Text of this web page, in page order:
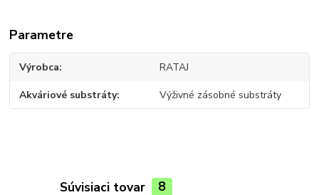
Parametre
Výrobca RATAJ
Akváriové substráty Výživné zásobné substráty
Súvisiaci tovar 8